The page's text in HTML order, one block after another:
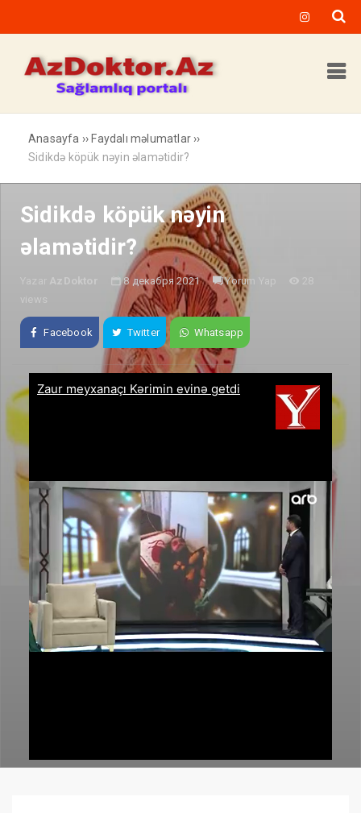
Anasayfa ›› Faydalı məlumatlar ››
Sidikdə köpük nəyin əlamətidir?
Sidikdə köpük nəyin
əlamətidir?
8 декабря 2021 Yorum Yap
28
views
Facebook Twitter Whatsapp